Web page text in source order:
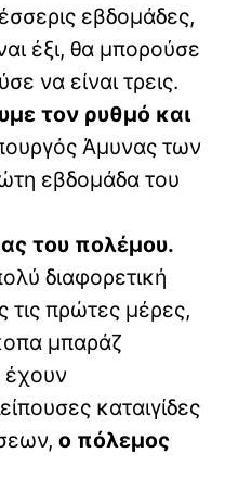
εβδομάδες,
έξι, θα μπορούσε
να είναι τρεις.
τον ρυθμό και
Άμυνας των
εβδομάδα του
του πολέμου.
διαφορετική
τις πρώτες μέρες,
μπαράζ
καταιγίδες
ο πόλεμος